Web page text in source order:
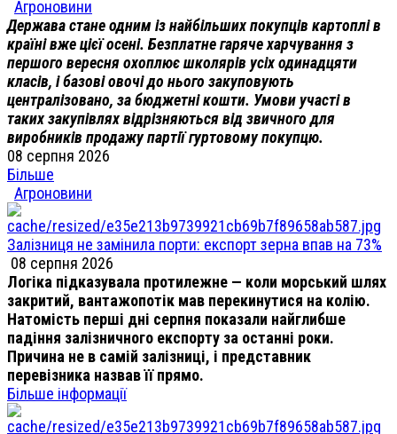
Агроновини
Держава стане одним із найбільших покупців картоплі в
країні вже цієї осені. Безплатне гаряче харчування з
першого вересня охоплює школярів усіх одинадцяти
класів, і базові овочі до нього закуповують
централізовано, за бюджетні кошти. Умови участі в
таких закупівлях відрізняються від звичного для
виробників продажу партії гуртовому покупцю.
08 серпня 2026
Більше
Агроновини
Залізниця не замінила порти: експорт зерна впав на 73%
08 серпня 2026
Логіка підказувала протилежне — коли морський шлях
закритий, вантажопотік мав перекинутися на колію.
Натомість перші дні серпня показали найглибше
падіння залізничного експорту за останні роки.
Причина не в самій залізниці, і представник
перевізника назвав її прямо.
Більше інформації